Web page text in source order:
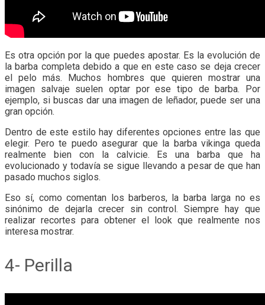
Es otra opción por la que puedes apostar. Es la evolución de
la barba completa debido a que en este caso se deja crecer
el pelo más. Muchos hombres que quieren mostrar una
imagen salvaje suelen optar por ese tipo de barba. Por
ejemplo, si buscas dar una imagen de leñador, puede ser una
gran opción.
Dentro de este estilo hay diferentes opciones entre las que
elegir. Pero te puedo asegurar que la barba vikinga queda
realmente bien con la calvicie. Es una barba que ha
evolucionado y todavía se sigue llevando a pesar de que han
pasado muchos siglos.
Eso sí, como comentan los barberos, la barba larga no es
sinónimo de dejarla crecer sin control. Siempre hay que
realizar recortes para obtener el look que realmente nos
interesa mostrar.
4- Perilla